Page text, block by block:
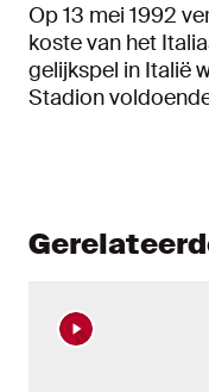
Op 13 mei 1992
koste van het
gelijkspel in Italië
Stadion